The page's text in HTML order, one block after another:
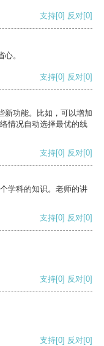
支持[0] 反对[0]
。
支持[0] 反对[0]
新功能。比如，可以增加
情况自动选择最优的线
支持[0] 反对[0]
学科的知识。老师的讲
支持[0] 反对[0]
支持[0] 反对[0]
支持[0] 反对[0]